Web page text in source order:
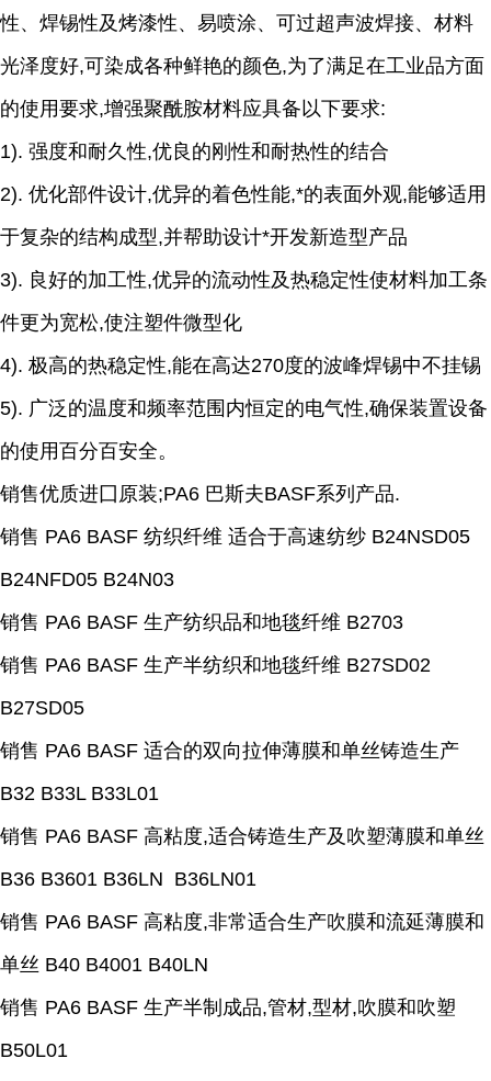
性、焊锡性及烤漆性、易喷涂、可过超声波焊接、材料
光泽度好,可染成各种鲜艳的颜色,为了满足在工业品方面
的使用要求,增强聚酰胺材料应具备以下要求:
1). 强度和耐久性,优良的刚性和耐热性的结合
2). 优化部件设计,优异的着色性能,*的表面外观,能够适用
于复杂的结构成型,并帮助设计*开发新造型产品
3). 良好的加工性,优异的流动性及热稳定性使材料加工条
件更为宽松,使注塑件微型化
4). 极高的热稳定性,能在高达270度的波峰焊锡中不挂锡
5). 广泛的温度和频率范围内恒定的电气性,确保装置设备
的使用百分百安全。
销售优质进囗原装;PA6 巴斯夫BASF系列产品.
销售 PA6 BASF 纺织纤维 适合于高速纺纱 B24NSD05
B24NFD05 B24N03
销售 PA6 BASF 生产纺织品和地毯纤维 B2703
销售 PA6 BASF 生产半纺织和地毯纤维 B27SD02
B27SD05
销售 PA6 BASF 适合的双向拉伸薄膜和单丝铸造生产
B32 B33L B33L01
销售 PA6 BASF 高粘度,适合铸造生产及吹塑薄膜和单丝
B36 B3601 B36LN B36LN01
销售 PA6 BASF 高粘度,非常适合生产吹膜和流延薄膜和
单丝 B40 B4001 B40LN
销售 PA6 BASF 生产半制成品,管材,型材,吹膜和吹塑
B50L01